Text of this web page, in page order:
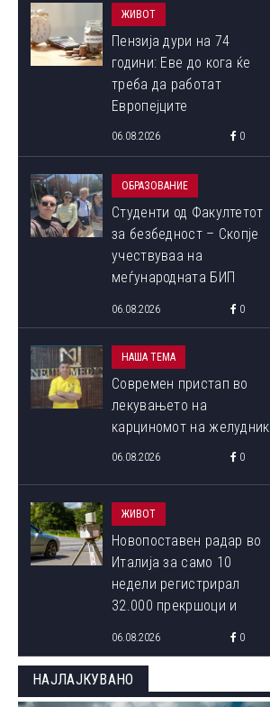
ЖИВОТ
Пензија дури на 74
години: Еве до кога ќе
треба да работат
Европејците
06.08.2026 0
ОБРАЗОВАНИЕ
Студенти од Факултетот
за безбедност – Скопје
учествуваа на
меѓународната БИП
06.08.2026 0
НАША ТЕМА
Современ пристап во
лекувањето на
карциномот на желудник
06.08.2026 0
ЖИВОТ
Новопоставен радар во
Италија за само 10
недели регистрирал
32.000 прекршоци и
06.08.2026 0
НАЈЛАЈКУВАНО